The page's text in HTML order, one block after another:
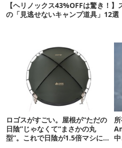
【ヘリノックス43%OFFは驚き！
の「見逃せないキャンプ道具」12選
ロゴスがすごい。屋根が“ただの
日陰”じゃなくて“まさかの丸
型”。これで日陰が1.5倍マシに